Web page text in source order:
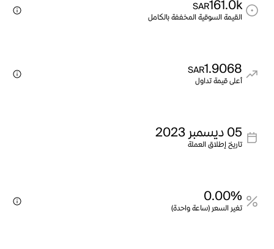
161.0k
SAR
القيمة السوقية المخففة بالكامل
1.9068
SAR
أعلى قيمة تداول
05 ديسمبر 2023
تاريخ إطلاق العملة
0.00%
تغير السعر (ساعة واحدة)